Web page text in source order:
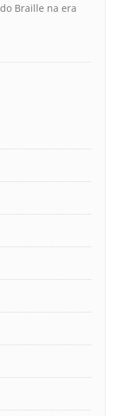
Braille na era